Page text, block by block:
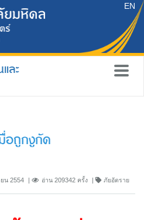
EN
ละ
อถูกงูกัด
น 2554 อ่าน 209342 ครั้ง ภัยอัตราย